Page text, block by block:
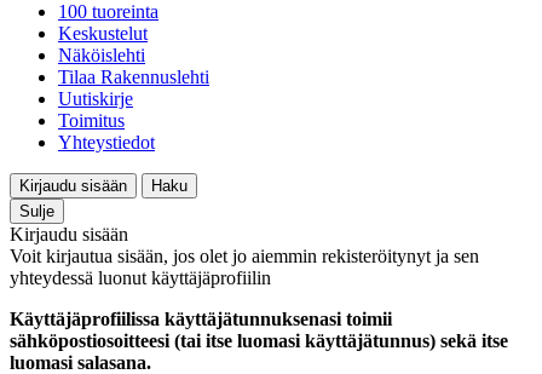
100 tuoreinta
Keskustelut
Näköislehti
Tilaa Rakennuslehti
Uutiskirje
Toimitus
Yhteystiedot
Kirjaudu sisään
Haku
Sulje
Kirjaudu sisään
Voit kirjautua sisään, jos olet jo aiemmin rekisteröitynyt ja sen
yhteydessä luonut käyttäjäprofiilin
Käyttäjäprofiilissa käyttäjätunnuksenasi toimii
sähköpostiosoitteesi (tai itse luomasi käyttäjätunnus) sekä itse
luomasi salasana.